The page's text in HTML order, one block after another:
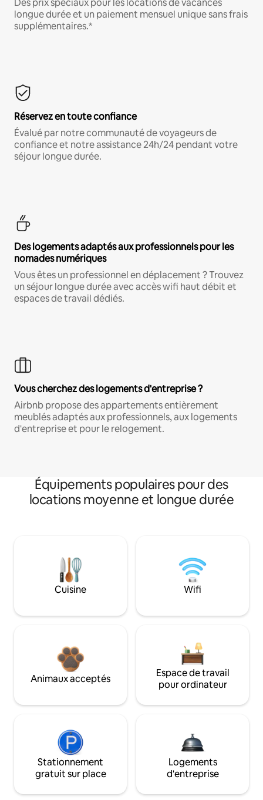
longue durée et un paiement mensuel unique sans frais
supplémentaires.*
Réservez en toute confiance
Évalué par notre communauté de voyageurs de
confiance et notre assistance 24h/24 pendant votre
séjour longue durée.
Des logements adaptés aux professionnels pour les
nomades numériques
Vous êtes un professionnel en déplacement ? Trouvez
un séjour longue durée avec accès wifi haut débit et
espaces de travail dédiés.
Vous cherchez des logements d'entreprise ?
Airbnb propose des appartements entièrement
meublés adaptés aux professionnels, aux logements
d'entreprise et pour le relogement.
Équipements populaires pour des
locations moyenne et longue durée
Cuisine Wifi
Animaux acceptés
Espace de travail
pour ordinateur
Stationnement
gratuit sur place
Logements
d'entreprise